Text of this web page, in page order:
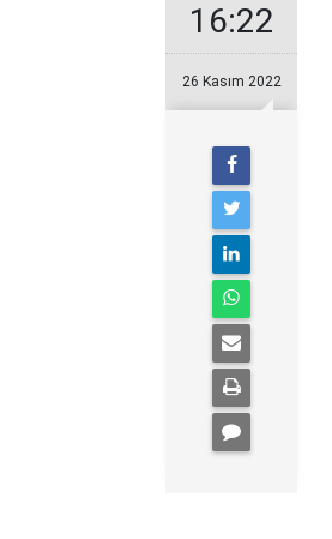
16:22
26 Kasım 2022